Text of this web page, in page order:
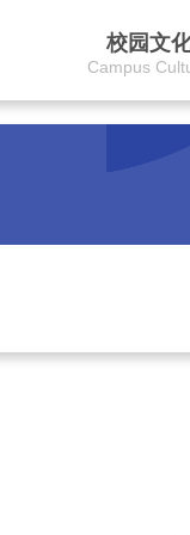
校园文
Campus